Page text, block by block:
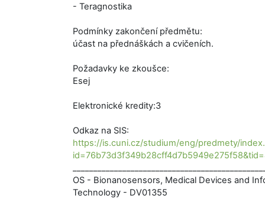
- Teragnostika
Podmínky zakončení předmětu:
účast na přednáškách a cvičeních.
Požadavky ke zkoušce:
Esej
Elektronické kredity:3
Odkaz na SIS:
https://is.cuni.cz/studium/eng/predmety/
OS - Bionanosensors, Medical Devices and
Technology - DV01355